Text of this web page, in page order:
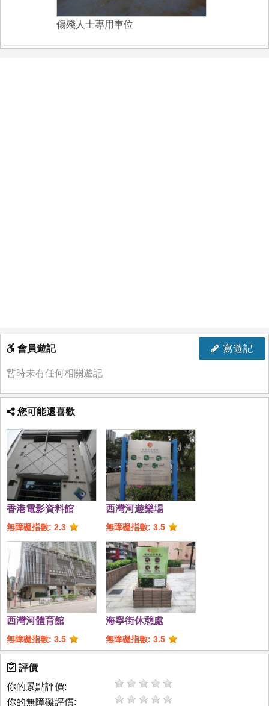
傷殘人士專用車位
寫遊記
會員遊記
暫時未有任何相關遊記
您可能還喜歡
香港電影資料館
無障礙指數: 2.3
西灣河遊樂場
無障礙指數: 3.5
西灣河體育館
無障礙指數: 3.5
海寧街休憩處
無障礙指數: 3.5
評價
你的景點評價:
你的無障礙評價: